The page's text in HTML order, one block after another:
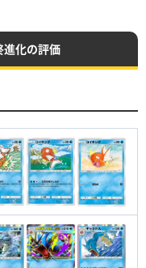
進化の評価